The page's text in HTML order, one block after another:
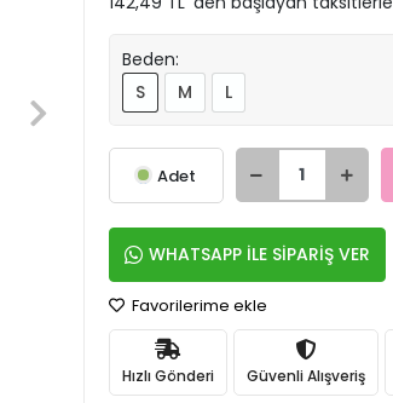
Beden:
S
M L
Adet
WHATSAPP İLE SİPARİŞ VER
Favorilerime ekle
Hızlı Gönderi Güvenli Alışveriş